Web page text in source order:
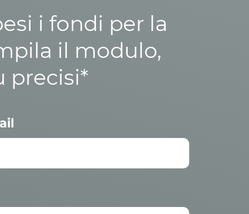
i fondi per la
il modulo,
precisi*